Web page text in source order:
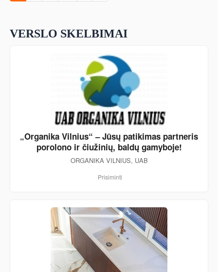
VERSLO SKELBIMAI
„Organika Vilnius“ – Jūsų patikimas partneris
porolono ir čiužinių, baldų gamyboje!
ORGANIKA VILNIUS, UAB
Prisiminti